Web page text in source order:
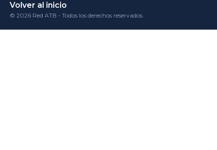
Volver al inicio
© 2026 Red ATB - Todos los derechos reservados.